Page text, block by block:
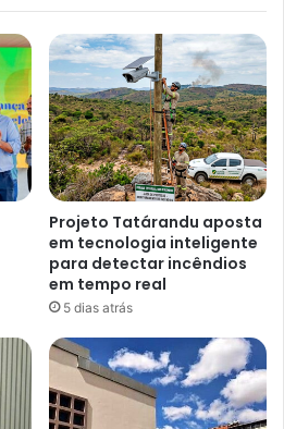
Projeto Tatárandu aposta
em tecnologia inteligente
para detectar incêndios
em tempo real
5 dias atrás